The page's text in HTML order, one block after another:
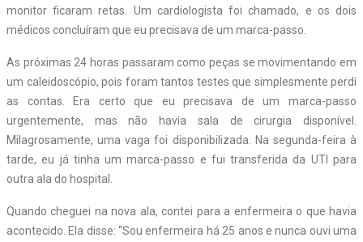
monitor ficaram retas. Um cardiologista foi chamado, e os dois
médicos concluíram que eu precisava de um marca-passo.
As próximas 24 horas passaram como peças se movimentando em
um caleidoscópio, pois foram tantos testes que simplesmente perdi
as contas. Era certo que eu precisava de um marca-passo
urgentemente, mas não havia sala de cirurgia disponível.
Milagrosamente, uma vaga foi disponibilizada. Na segunda-feira à
tarde, eu já tinha um marca-passo e fui transferida da UTI para
outra ala do hospital.
Quando cheguei na nova ala, contei para a enfermeira o que havia
acontecido. Ela disse: “Sou enfermeira há 25 anos e nunca ouvi uma